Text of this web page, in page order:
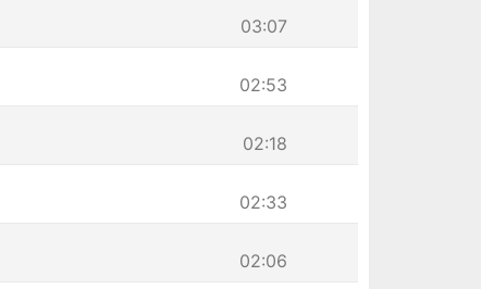
03:07
02:53
02:18
02:33
02:06